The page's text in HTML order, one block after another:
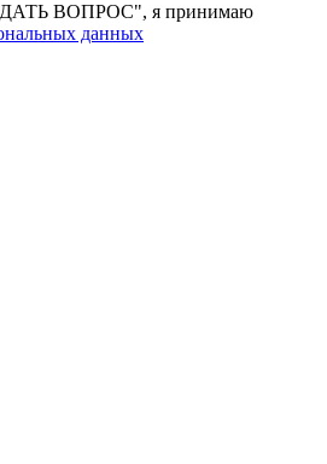
ВОПРОС", я принимаю
данных